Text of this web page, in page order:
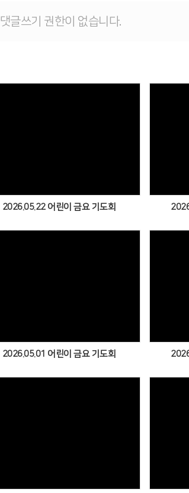
댓글쓰기 권한이 없습니다.
2026.05.22 어린이 금요 기도회
2026.05.01 어린이 금요 기도회